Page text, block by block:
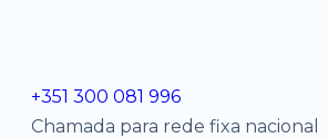
+351 300 081 996
Chamada para rede fixa nacional